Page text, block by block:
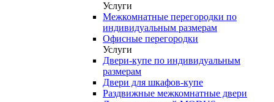
Услуги
Межкомнатные перегородки по
индивидуальным размерам
Офисные перегородки
Услуги
Двери-купе по индивидуальным
размерам
Двери для шкафов-купе
Раздвижные межкомнатные двери